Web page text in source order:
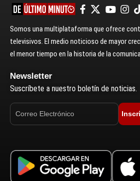
Somos una multiplataforma que ofrece
televisivos. El medio noticioso de mayor
el menor tiempo en la historia de la
Newsletter
Suscríbete a nuestro boletín de noticias.